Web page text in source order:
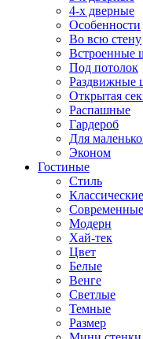
4-х дверные
Особенности
Во всю стену
Встроенные
Под потолок
Раздвижные
Открытая
Распашные
Гардероб
Для
Эконом
Гостиные
Стиль
Классические
Современные
Модерн
Хай-тек
Цвет
Белые
Венге
Светлые
Темные
Размер